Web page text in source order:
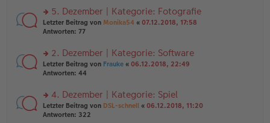
tr
a
g
e
n
er
tr
a
g
n
g
el
e
n
er
tr
a
g
rs
te
n
g
el
e
n
er
5. Dezember | Kategorie: Fotografie
Letzter Beitrag von Monika54 « 07.12.2018, 17:58
Antworten: 77
rs
te
n
g
el
2. Dezember | Kategorie: Software
Letzter Beitrag von Frauke « 06.12.2018, 22:49
Antworten: 44
rs
te
4. Dezember | Kategorie: Spiel
Letzter Beitrag von DSL-schnell « 06.12.2018, 11:20
Antworten: 322